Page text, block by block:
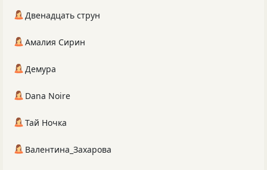
Двенадцать струн
Амалия Сирин
Демура
Dana Noire
Тай Ночка
Валентина_Захарова